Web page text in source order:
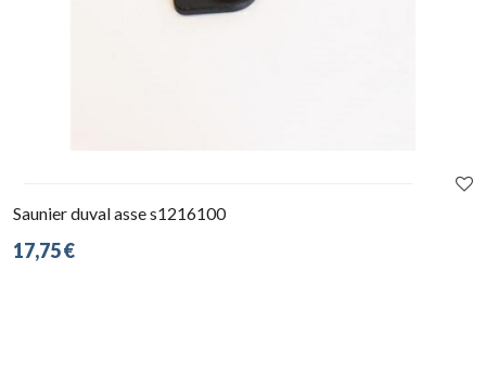
Saunier duval asse s1216100
17,75 €